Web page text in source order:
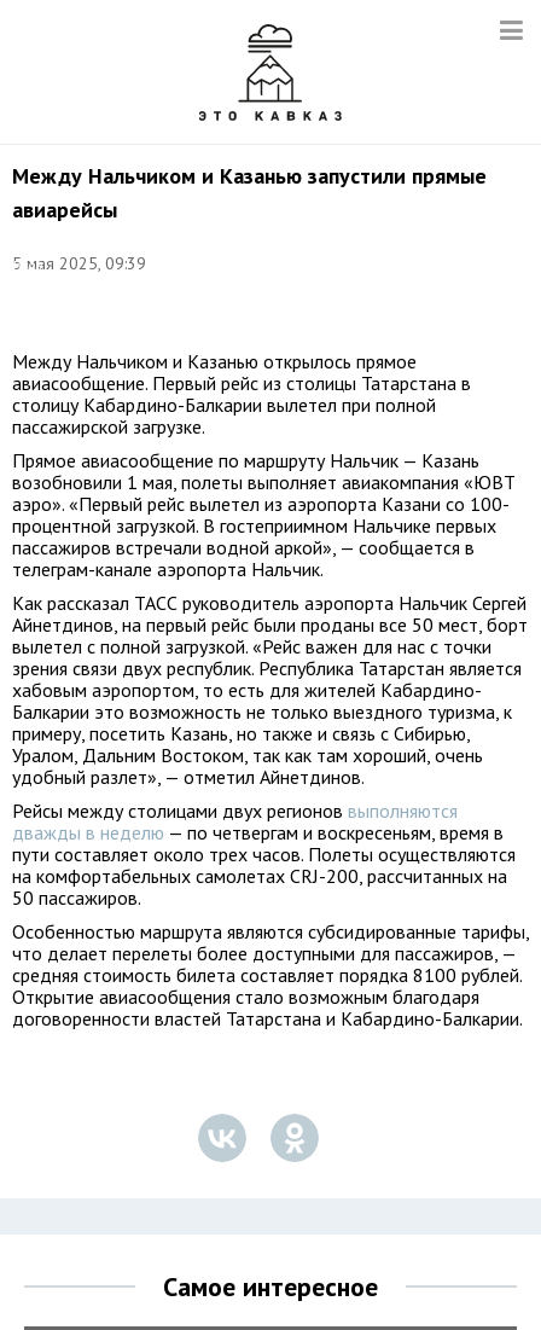
Между Нальчиком и Казанью запустили прямые
авиарейсы
5 мая 2025, 09:39
Иван
Между Нальчиком и Казанью открылось прямое
авиасообщение. Первый рейс из столицы Татарстана в
столицу Кабардино-Балкарии вылетел при полной
пассажирской загрузке.
Прямое авиасообщение по маршруту Нальчик — Казань
возобновили 1 мая, полеты выполняет авиакомпания «ЮВТ
аэро». «Первый рейс вылетел из аэропорта Казани со 100-
процентной загрузкой. В гостеприимном Нальчике первых
пассажиров встречали водной аркой», — сообщается в
телеграм-канале аэропорта Нальчик.
Как рассказал ТАСС руководитель аэропорта Нальчик Сергей
Айнетдинов, на первый рейс были проданы все 50 мест, борт
вылетел с полной загрузкой. «Рейс важен для нас с точки
зрения связи двух республик. Республика Татарстан является
хабовым аэропортом, то есть для жителей Кабардино-
Балкарии это возможность не только выездного туризма, к
примеру, посетить Казань, но также и связь с Сибирью,
Уралом, Дальним Востоком, так как там хороший, очень
удобный разлет», — отметил Айнетдинов.
Рейсы между столицами двух регионов выполняются
дважды в неделю — по четвергам и воскресеньям, время в
пути составляет около трех часов. Полеты осуществляются
на комфортабельных самолетах CRJ-200, рассчитанных на
50 пассажиров.
Особенностью маршрута являются субсидированные тарифы,
что делает перелеты более доступными для пассажиров, —
средняя стоимость билета составляет порядка 8100 рублей.
Открытие авиасообщения стало возможным благодаря
договоренности властей Татарстана и Кабардино-Балкарии.
Самое интересное